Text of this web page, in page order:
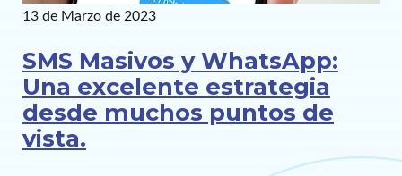
13 de Marzo de 2023
SMS Masivos y WhatsApp:
Una excelente estrategia
desde muchos puntos de
vista.